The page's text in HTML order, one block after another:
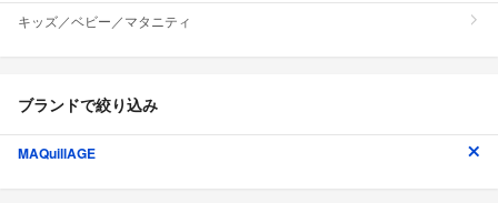
キッズ／ベビー／マタニティ
ブランドで絞り込み
MAQuillAGE